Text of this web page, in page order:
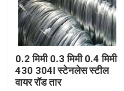
एक उद्धरण की विनती करे
स्टेनलेस स्टील गोल ट्यूब
स्टेनलेस स्टील प्लेट शीट
0.2 मिमी 0.3 मिमी 0.4 मिमी
430 304l स्टेनलेस स्टील
वायर रॉड तार